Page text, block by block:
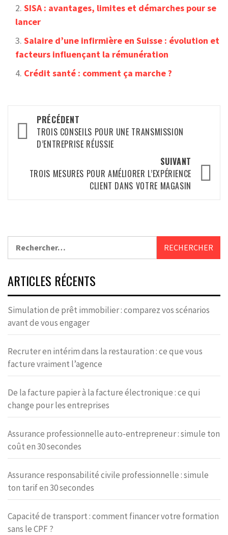
SISA : avantages, limites et démarches pour se
lancer
Salaire d’une infirmière en Suisse : évolution et
facteurs influençant la rémunération
Crédit santé : comment ça marche ?
Navigation
d’article
PRÉCÉDENT
TROIS CONSEILS POUR UNE TRANSMISSION
D’ENTREPRISE RÉUSSIE
SUIVANT
TROIS MESURES POUR AMÉLIORER L’EXPÉRIENCE
CLIENT DANS VOTRE MAGASIN
ARTICLES RÉCENTS
Simulation de prêt immobilier : comparez vos scénarios
avant de vous engager
Recruter en intérim dans la restauration : ce que vous
facture vraiment l’agence
De la facture papier à la facture électronique : ce qui
change pour les entreprises
Assurance professionnelle auto-entrepreneur : simule ton
coût en 30 secondes
Assurance responsabilité civile professionnelle : simule
ton tarif en 30 secondes
Capacité de transport : comment financer votre formation
sans le CPF ?